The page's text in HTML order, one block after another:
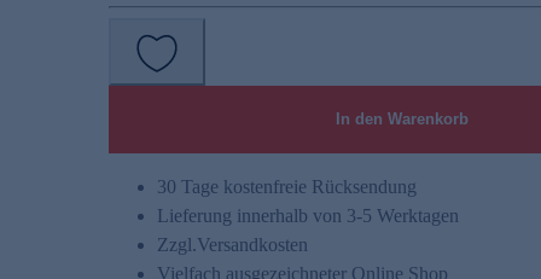
In den Warenkorb
30 Tage kostenfreie Rücksendung
Lieferung innerhalb von 3-5 Werktagen
Zzgl.Versandkosten
Vielfach ausgezeichneter Online Shop